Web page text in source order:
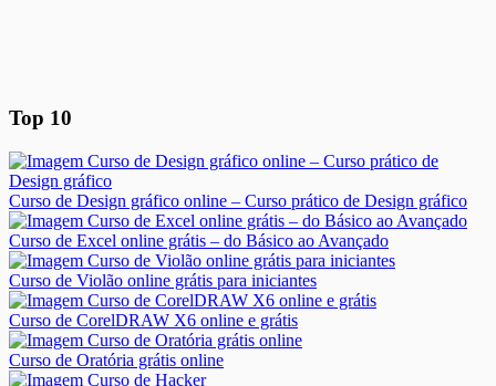
Top 10
Curso de Design gráfico online – Curso prático de Design gráfico
Curso de Excel online grátis – do Básico ao Avançado
Curso de Violão online grátis para iniciantes
Curso de CorelDRAW X6 online e grátis
Curso de Oratória grátis online